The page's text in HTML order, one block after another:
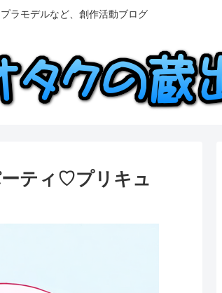
ラモデルなど、創作活動ブログ
ティ♡プリキュ